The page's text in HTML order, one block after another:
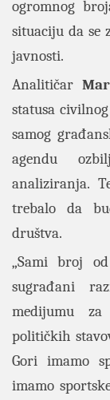
ogromnog
situaciju da se
javnosti.
Analitičar
statusa
samog
agendu
analiziranja.
trebalo da
društva.
„Sami broj
sugrađani
medijumu
političkih
Gori imamo
imamo